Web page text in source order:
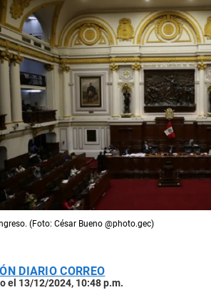
(Foto: César Bueno @photo.gec)
DIARIO CORREO
el 13/12/2024, 10:48 p.m.